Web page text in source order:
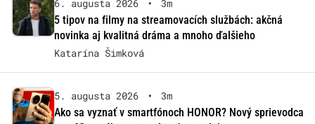
6. augusta 2026 •
3m
5 tipov na filmy na streamovacích službách: akčná
novinka aj kvalitná dráma a mnoho ďalšieho
Katarína Šimková
5. augusta 2026 •
3m
Ako sa vyznať v smartfónoch HONOR? Nový sprievodca